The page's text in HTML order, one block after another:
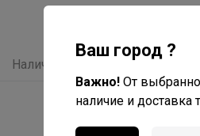
Наличие
Ваш город ?
Важно! От
наличие и доставка